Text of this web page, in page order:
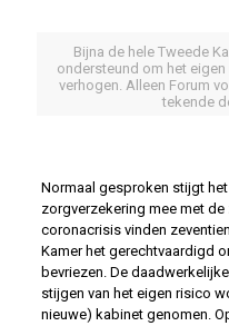
Bijna de hele Tweede
ondersteund om het
verhogen. Alleen Forum
tekende
Normaal gesproken stijgt
zorgverzekering mee met
coronacrisis vinden
Kamer het gerechtvaardigd
bevriezen. De
stijgen van het eigen risico
nieuwe) kabinet genomen.